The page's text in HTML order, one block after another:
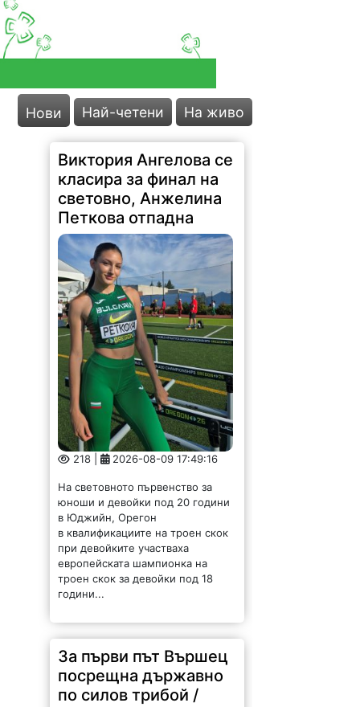
Нови Най-четени На живо
Виктория Ангелова се
класира за финал на
световно, Анжелина
Петкова отпадна
218 | 2026-08-09 17:49:16
На световното първенство за
юноши и девойки под 20 години
в Юджийн, Орегон
в квалификациите на троен скок
при девойките участваха
европейската шампионка на
троен скок за девойки под 18
години...
За първи път Вършец
посрещна държавно
по силов трибой /